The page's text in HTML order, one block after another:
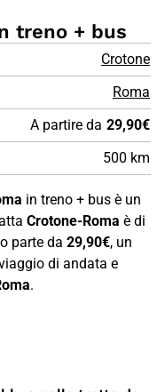
treno + bus
Crotone
Roma
A partire da 29,90€
500 km
in treno + bus è un
Crotone-Roma è di
parte da 29,90€, un
di andata e
.